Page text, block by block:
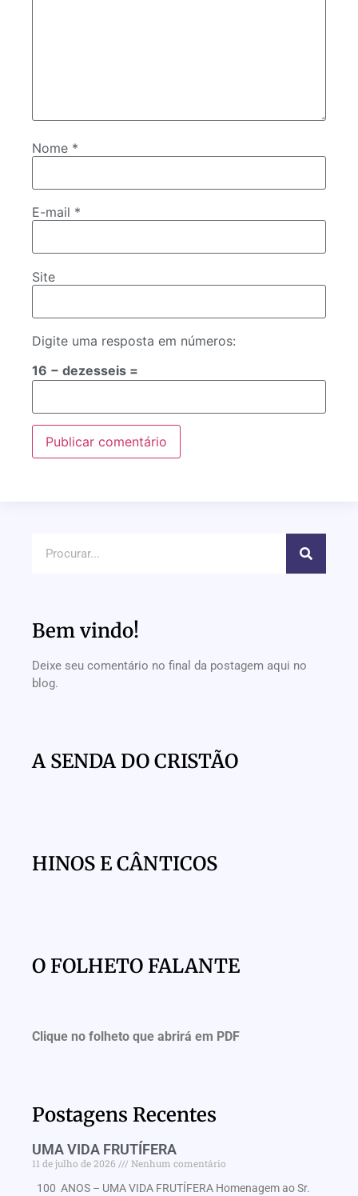
Nome *
E-mail *
Site
Digite uma resposta em números:
16 − dezesseis =
Bem vindo!
Deixe seu comentário no final da postagem aqui no
blog.
A SENDA DO CRISTÃO
HINOS E CÂNTICOS
O FOLHETO FALANTE
Clique no folheto que abrirá em PDF
Postagens Recentes
UMA VIDA FRUTÍFERA
11 de julho de 2026
Nenhum comentário
100 ANOS – UMA VIDA FRUTÍFERA Homenagem ao Sr.